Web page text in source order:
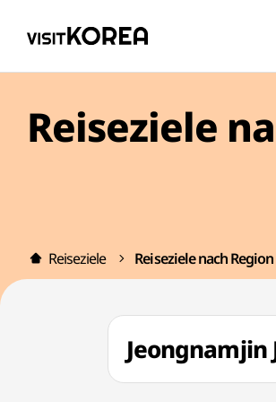
Reiseziele
Reiseziele Reiseziele nach Region
Jeongnamjin